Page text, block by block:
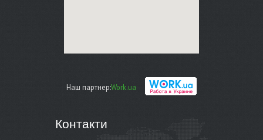
Наш партнер:Work.ua
Контакти